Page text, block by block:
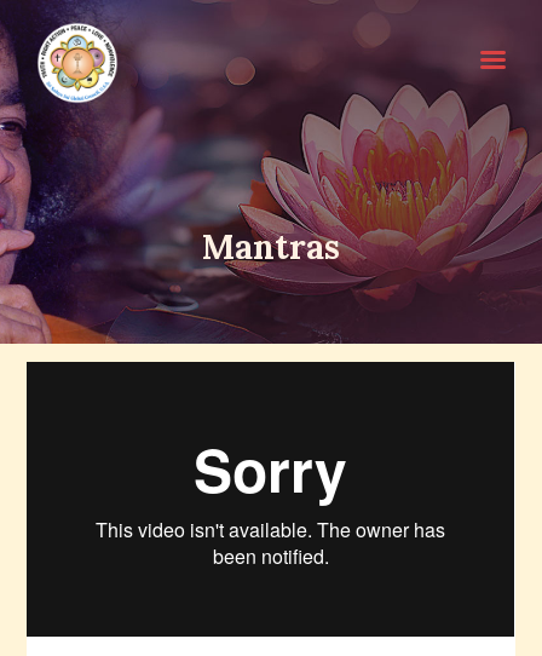
Mantras
HOME
SRI SATHYA SAI BABA
ABOUT EDUCARE
FOR PARENTS
FOR GURUS